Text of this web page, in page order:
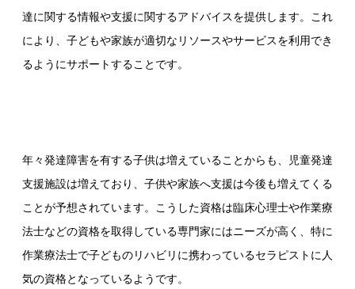
達に関する情報や支援に関するアドバイスを提供します。これ
により、子どもや家族が適切なリソースやサービスを利用でき
るようにサポートすることです。
年々発達障害を有する子供は増えていることからも、児童発達
支援施設は増えており、子供や家族へ支援は今後も増えてくる
ことが予想されています。こうした資格は臨床心理士や作業療
法士などの資格を取得している専門家にはニーズが高く、特に
作業療法士で子どものリハビリに携わっているセラピストに人
気の資格となっているようです。